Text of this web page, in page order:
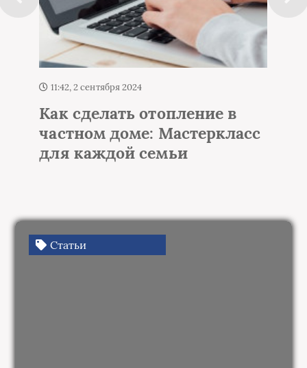
11:45, 2 сентября 2024
Гофрированная труба для
вытяжки: секреты выбора и
монтажа
Статьи